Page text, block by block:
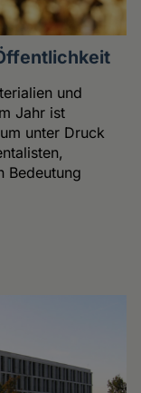
und
Jahr ist
unter Druck
Bedeutung